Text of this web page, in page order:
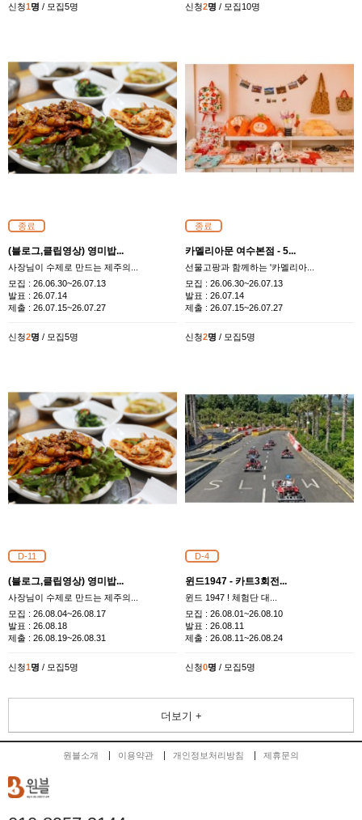
신청1명 / 모집5명 신청2명 / 모집10명
종료
(블로그,클립영상) 영미밥...
사장님이 수제로 만드는 제주의...
모집 : 26.06.30~26.07.13
발표 : 26.07.14
제출 : 26.07.15~26.07.27
신청2명 / 모집5명
종료
카멜리아문 여수본점 - 5...
선물고팡과 함께하는 '카멜리아...
모집 : 26.06.30~26.07.13
발표 : 26.07.14
제출 : 26.07.15~26.07.27
신청2명 / 모집5명
D-11
(블로그,클립영상) 영미밥...
사장님이 수제로 만드는 제주의...
모집 : 26.08.04~26.08.17
발표 : 26.08.18
제출 : 26.08.19~26.08.31
신청1명 / 모집5명
D-4
윈드1947 - 카트3회전...
​윈드 1947 ! 체험단 대...
모집 : 26.08.01~26.08.10
발표 : 26.08.11
제출 : 26.08.11~26.08.24
신청0명 / 모집5명
더보기 +
원블소개 이용약관 개인정보처리방침 제휴문의